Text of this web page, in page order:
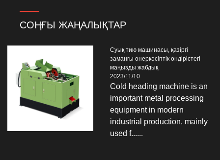
СОҢҒЫ ЖАҢАЛЫҚТАР
Суық тию машинасы, қазіргі
заманғы өнеркәсіптік өндірістегі
маңызды жабдық
2023/11/10
Cold heading machine is an
important metal processing
equipment in modern
industrial production, mainly
used f......